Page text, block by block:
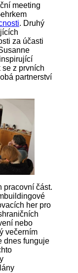
meeting
. Druhý
za účasti
z prvních
partnerství
pracovní část.
her pro
nebo
večerním
dnes funguje